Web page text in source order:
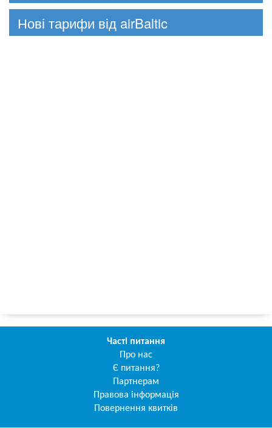
Нові тарифи від airBaltic
Часті питання
Про нас
Є питання?
Партнерам
Правова інформація
Повернення квитків